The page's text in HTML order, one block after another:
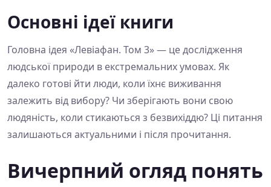
Основні ідеї книги
Головна ідея «Левіафан. Том 3» — це дослідження
людської природи в екстремальних умовах. Як
далеко готові йти люди, коли їхнє виживання
залежить від вибору? Чи зберігають вони свою
людяність, коли стикаються з безвихіддю? Ці питання
залишаються актуальними і після прочитання.
Вичерпний огляд понять